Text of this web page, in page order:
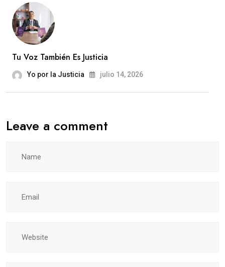
Tu Voz También Es Justicia
Yo por la Justicia julio 14, 2026
Leave a comment